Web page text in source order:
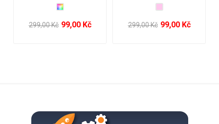
299,00 Kč 139,00 Kč 299,00 Kč 79,00 Kč